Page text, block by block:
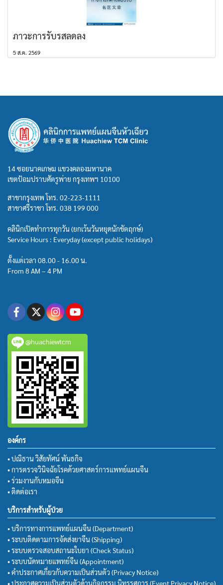
ภาวะการรับรสลดลง
5 ส.ค. 2569
14 ซอยนาคเกษม แขวงคลองมหานาค
เขตป้อมปราบศัตรูพ่าย กรุงเทพฯ 10100
สาขากรุงเทพ โทร. 02-223-1111
สาขาศรีราชา โทร. 038 199 000
คลินิกเปิดทำการทุกวัน (ยกเว้นวันหยุดนักขัตฤกษ์)
Service Hours : Everyday (except public holidays)
ตั้งแต่เวลา 08.00 - 16.00 น.
From 8 AM – 4 PM
@huachiewtcm
องค์กร
• ปณิธาน วิสัยทัศน์ พันธกิจ
• การตรวจวินิจฉัยโรคด้วยศาสตร์การแพทย์แผนจีน
• ร่วมงานกับหมอจีน
• ติดต่อเรา
บริการสำหรับผู้ป่วย
• บริการทางการแพทย์แผนจีน (Department)
• ระบบติดตามการจัดส่งยาจีน (Shipping)
• ระบบตรวจสอบสถานะใบยา (Check Status)
• ระบบนัดหมายแพทย์จีน (Appointment)
• คำประกาศเกี่ยวกับความเป็นส่วนตัว (Privacy Notice)
• ประกาศความเป็นส่วนตัวด้านกิจกรรม นิทรรศการ (Event Privacy Notice)